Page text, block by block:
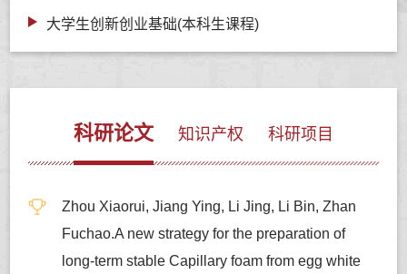
大学生创新创业基础(本科生课程)
科研论文 知识产权 科研项目
Zhou Xiaorui, Jiang Ying, Li Jing, Li Bin, Zhan
Fuchao.A new strategy for the preparation of
long-term stable Capillary foam from egg white